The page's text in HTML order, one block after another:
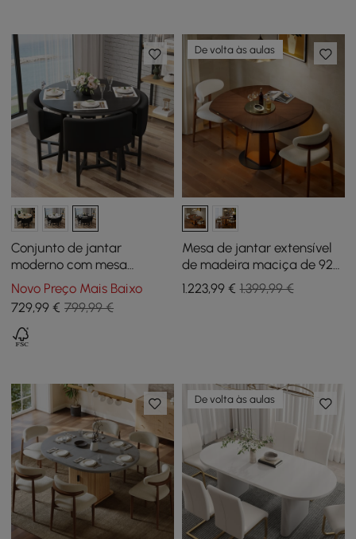
Conjunto de jantar
moderno com mesa
redonda de madeira preta
e 4 cadeiras pretas
Novo Preço Mais Baixo
729,99 € 799,99 €
De volta às aulas
Mesa de jantar extensível
de madeira maciça de 920
mm a 1200 mm com luz
1.223,99€ 1.399,99 €
De volta às aulas